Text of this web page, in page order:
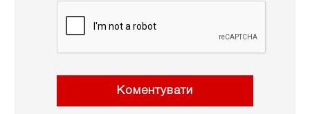
Коментувати